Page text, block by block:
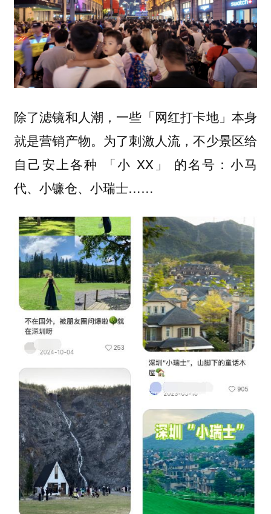
除了滤镜和人潮，一些「网红打卡地」本身
就是营销产物。为了刺激人流，不少景区给
自己安上各种 「小 XX」 的名号：小马
代、小镰仓、小瑞士……